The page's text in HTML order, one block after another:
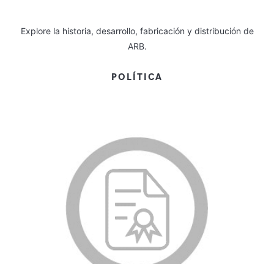
Explore la historia, desarrollo, fabricación y distribución de
ARB.
POLÍTICA